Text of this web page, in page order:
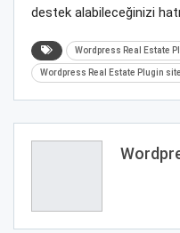
destek alabileceğinizi
Wordpress Real Estate
Wordpress Real Estate Plugin